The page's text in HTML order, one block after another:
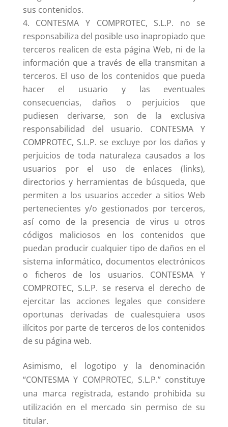
sus contenidos.
CONTESMA Y COMPROTEC, S.L.P. no se
responsabiliza del posible uso inapropiado que
terceros realicen de esta página Web, ni de la
información que a través de ella transmitan a
terceros. El uso de los contenidos que pueda
hacer el usuario y las eventuales
consecuencias, daños o perjuicios que
pudiesen derivarse, son de la exclusiva
responsabilidad del usuario. CONTESMA Y
COMPROTEC, S.L.P. se excluye por los daños y
perjuicios de toda naturaleza causados a los
usuarios por el uso de enlaces (links),
directorios y herramientas de búsqueda, que
permiten a los usuarios acceder a sitios Web
pertenecientes y/o gestionados por terceros,
así como de la presencia de virus u otros
códigos maliciosos en los contenidos que
puedan producir cualquier tipo de daños en el
sistema informático, documentos electrónicos
o ficheros de los usuarios. CONTESMA Y
COMPROTEC, S.L.P. se reserva el derecho de
ejercitar las acciones legales que considere
oportunas derivadas de cualesquiera usos
ilícitos por parte de terceros de los contenidos
de su página web.
Asimismo, el logotipo y la denominación
“CONTESMA Y COMPROTEC, S.L.P.” constituye
una marca registrada, estando prohibida su
utilización en el mercado sin permiso de su
titular.